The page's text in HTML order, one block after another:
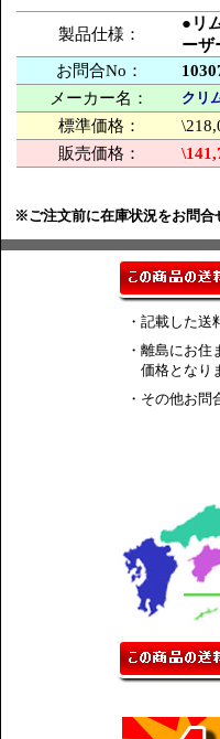
製品仕様：
●リ
ーザ
お問合No：
メーカー名：
クリ
標準価格：
販売価格：
※ご注文前に在庫状況をお問合
・記載した
・離島にお
価格となり
・その他お問